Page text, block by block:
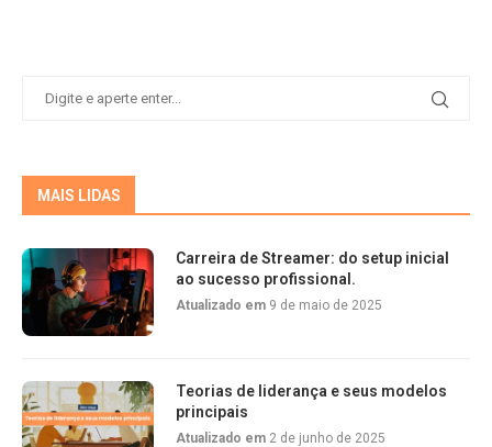
MAIS LIDAS
Carreira de Streamer: do setup inicial
ao sucesso profissional.
Atualizado em 9 de maio de 2025
Teorias de liderança e seus modelos
principais
Atualizado em 2 de junho de 2025